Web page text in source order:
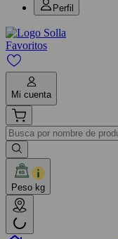
Perfil
Favoritos
Mi cuenta
Peso kg